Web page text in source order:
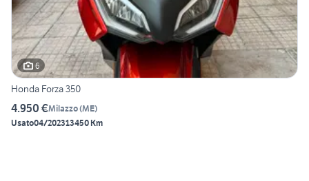
6
Honda Forza 350
4.950 €Milazzo(ME)
Usato04/202313450 Km